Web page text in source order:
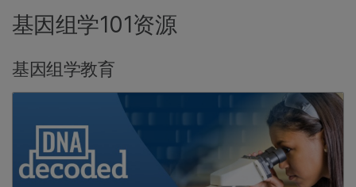
基因组学101资源
基因组学教育